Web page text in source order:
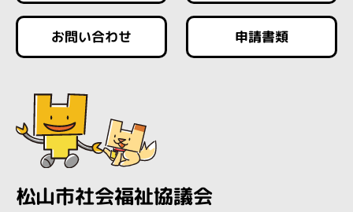
お問い合わせ 申請書類
松山市社会福祉協議会